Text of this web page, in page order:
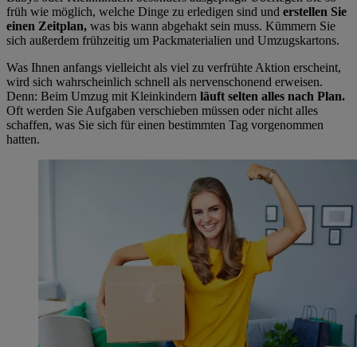
früh wie möglich, welche Dinge zu erledigen sind und erstellen Sie
einen Zeitplan, was bis wann abgehakt sein muss. Kümmern Sie
sich außerdem frühzeitig um Packmaterialien und Umzugskartons.
Was Ihnen anfangs vielleicht als viel zu verfrühte Aktion erscheint,
wird sich wahrscheinlich schnell als nervenschonend erweisen.
Denn: Beim Umzug mit Kleinkindern läuft selten alles nach Plan.
Oft werden Sie Aufgaben verschieben müssen oder nicht alles
schaffen, was Sie sich für einen bestimmten Tag vorgenommen
hatten.